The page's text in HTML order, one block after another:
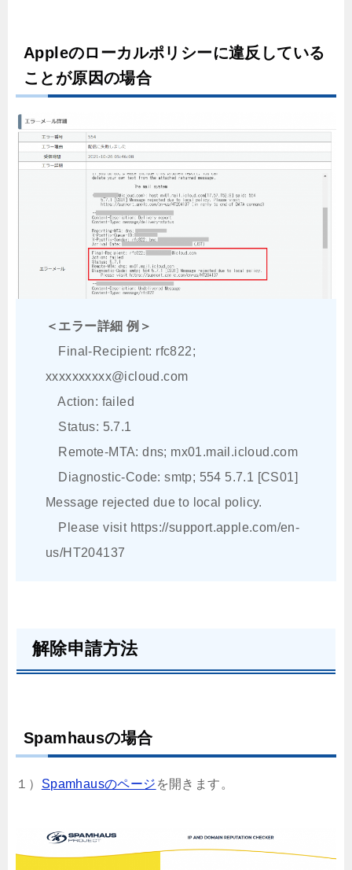
Appleのローカルポリシーに違反している
ことが原因の場合
＜エラー詳細 例＞
Final-Recipient: rfc822;
xxxxxxxxxx@icloud.com
Action: failed
Status: 5.7.1
Remote-MTA: dns; mx01.mail.icloud.com
Diagnostic-Code: smtp; 554 5.7.1 [CS01]
Message rejected due to local policy.
Please visit https://support.apple.com/en-
us/HT204137
解除申請方法
Spamhausの場合
１） Spamhausのページ を開きます。